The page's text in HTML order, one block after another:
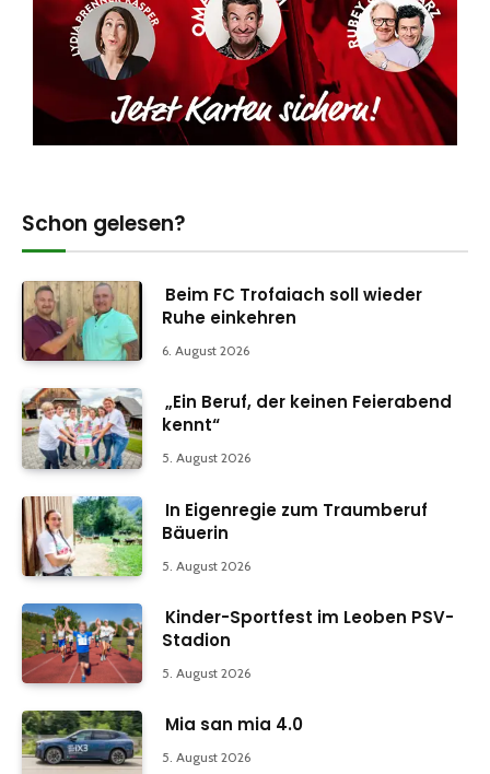
Schon gelesen?
Beim FC Trofaiach soll wieder
Ruhe einkehren
6. August 2026
„Ein Beruf, der keinen Feierabend
kennt“
5. August 2026
In Eigenregie zum Traumberuf
Bäuerin
5. August 2026
Kinder-Sportfest im Leoben PSV-
Stadion
5. August 2026
Mia san mia 4.0
5. August 2026